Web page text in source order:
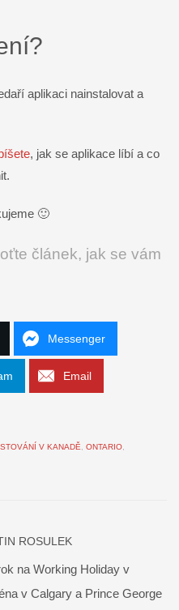
aplikaci nainstalovat a
, jak se aplikace líbí a co
🙂
článek, jak se vám
Messenger
Email
V KANADĚ ONTARIO
ROSULEK
na Working Holiday v
v Calgary a Prince George